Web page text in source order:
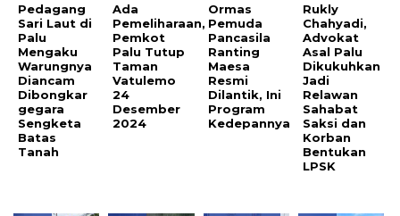
Pedagang
Sari Laut di
Palu
Mengaku
Warungnya
Diancam
Dibongkar
gegara
Sengketa
Batas
Tanah
Ada
Pemeliharaan,
Pemkot
Palu Tutup
Taman
Vatulemo
24
Desember
2024
Ormas
Pemuda
Pancasila
Ranting
Maesa
Resmi
Dilantik, Ini
Program
Kedepannya
Rukly
Chahyadi,
Advokat
Asal Palu
Dikukuhkan
Jadi
Relawan
Sahabat
Saksi dan
Korban
Bentukan
LPSK